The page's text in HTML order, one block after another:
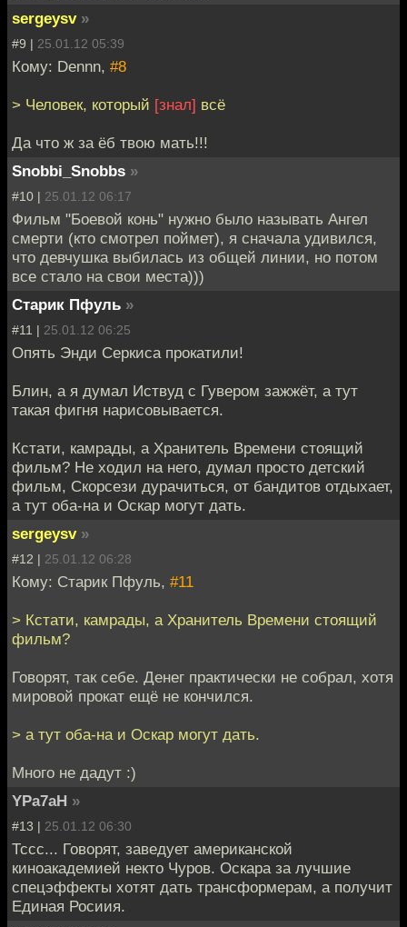
sergeysv »
#9 | 25.01.12 05:39
Кому: Dennn, #8
> Человек, который [знал] всё
Да что ж за ёб твою мать!!!
Snobbi_Snobbs »
#10 | 25.01.12 06:17
Фильм "Боевой конь" нужно было называть Ангел
смерти (кто смотрел поймет), я сначала удивился,
что девчушка выбилась из общей линии, но потом
все стало на свои места)))
Старик Пфуль »
#11 | 25.01.12 06:25
Опять Энди Серкиса прокатили!
Блин, а я думал Иствуд с Гувером зажжёт, а тут
такая фигня нарисовывается.
Кстати, камрады, а Хранитель Времени стоящий
фильм? Не ходил на него, думал просто детский
фильм, Скорсези дурачиться, от бандитов отдыхает,
а тут оба-на и Оскар могут дать.
sergeysv »
#12 | 25.01.12 06:28
Кому: Старик Пфуль, #11
> Кстати, камрады, а Хранитель Времени стоящий
фильм?
Говорят, так себе. Денег практически не собрал, хотя
мировой прокат ещё не кончился.
> а тут оба-на и Оскар могут дать.
Много не дадут :)
YPa7aH »
#13 | 25.01.12 06:30
Тссс... Говорят, заведует американской
киноакадемией некто Чуров. Оскара за лучшие
спецэффекты хотят дать трансформерам, а получит
Единая Росиия.